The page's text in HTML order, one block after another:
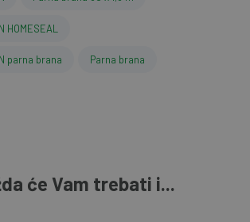
HOMESEAL
parna brana Parna brana
će Vam trebati i...